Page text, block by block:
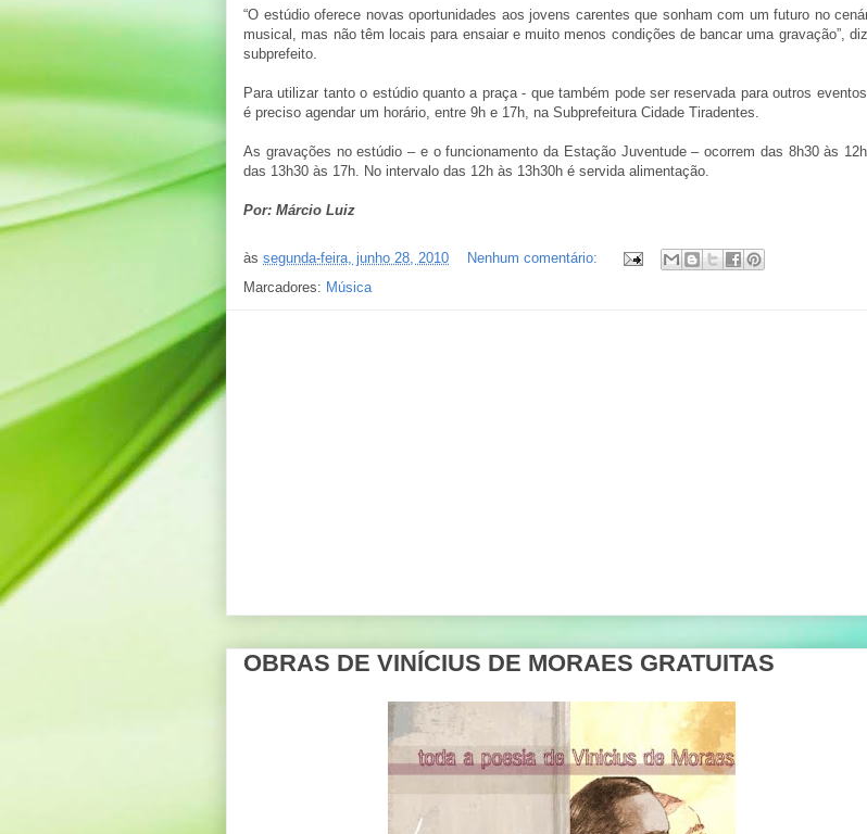
“O estúdio oferece novas oportunidades aos jovens carentes que sonham com um futuro no
musical, mas não têm locais para ensaiar e muito menos condições de bancar uma gravação”,
subprefeito.
Para utilizar tanto o estúdio quanto a praça - que também pode ser reservada para outros
é preciso agendar um horário, entre 9h e 17h, na Subprefeitura Cidade Tiradentes.
As gravações no estúdio – e o funcionamento da Estação Juventude – ocorrem das 8h30 às
das 13h30 às 17h. No intervalo das 12h às 13h30h é servida alimentação.
Por: Márcio Luiz
às segunda-feira, junho 28, 2010
Nenhum comentário:
Marcadores: Música
OBRAS DE VINÍCIUS DE MORAES GRATUITAS